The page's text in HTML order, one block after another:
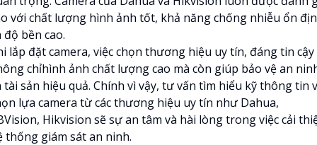
với chất lượng hình ảnh tốt, khả năng chống nhiễu ổn
độ bền cao.
lắp đặt camera, việc chọn thương hiệu uy tín, đáng tin cậy
chỉhình ảnh chất lượng cao mà còn giúp bảo vệ an
tài sản hiệu quả. Chính vì vậy, tư vấn tìm hiểu kỹ thông tin
lựa camera từ các thương hiệu uy tín như Dahua,
Hikvision sẽ sự an tâm và hài lòng trong việc cải
thống giám sát an ninh.